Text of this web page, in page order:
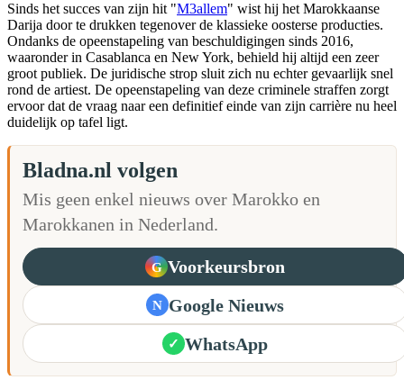
Sinds het succes van zijn hit "M3allem" wist hij het Marokkaanse
Darija door te drukken tegenover de klassieke oosterse producties.
Ondanks de opeenstapeling van beschuldigingen sinds 2016,
waaronder in Casablanca en New York, behield hij altijd een zeer
groot publiek. De juridische strop sluit zich nu echter gevaarlijk snel
rond de artiest. De opeenstapeling van deze criminele straffen zorgt
ervoor dat de vraag naar een definitief einde van zijn carrière nu heel
duidelijk op tafel ligt.
Bladna.nl volgen
Mis geen enkel nieuws over Marokko en
Marokkanen in Nederland.
G Voorkeursbron
N Google Nieuws
✓ WhatsApp